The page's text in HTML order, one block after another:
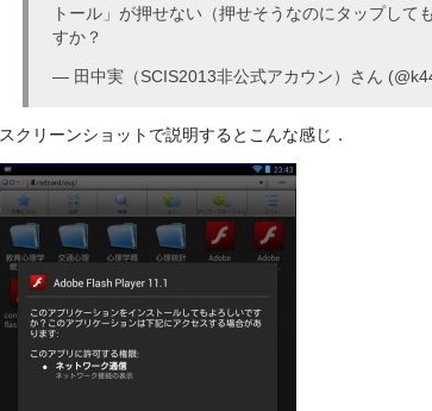
トール」が押せない（押せそうなのにタップし
すか？
— 田中実（SCIS2013非公式アカウン）さん
スクリーンショットで説明するとこんな感じ．